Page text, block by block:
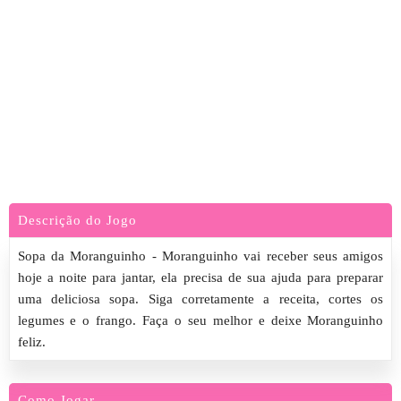
Descrição do Jogo
Sopa da Moranguinho - Moranguinho vai receber seus amigos
hoje a noite para jantar, ela precisa de sua ajuda para preparar
uma deliciosa sopa. Siga corretamente a receita, cortes os
legumes e o frango. Faça o seu melhor e deixe Moranguinho
feliz.